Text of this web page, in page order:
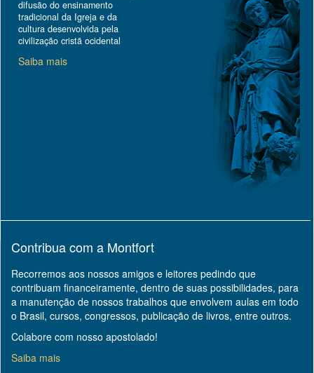
difusão do ensinamento
tradicional da Igreja e da
cultura desenvolvida pela
civilização cristã ocidental
Saiba mais
Contribua com a Montfort
Recorremos aos nossos amigos e leitores pedindo que
contribuam financeiramente, dentro de suas possibilidades, para
a manutenção de nossos trabalhos que envolvem aulas em todo
o Brasil, cursos, congressos, publicação de livros, entre outros.
Colabore com nosso apostolado!
Saiba mais